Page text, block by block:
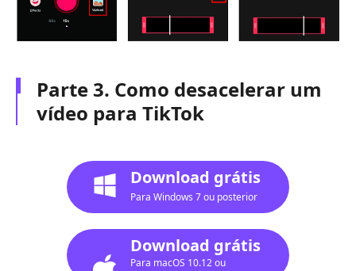
Parte 3. Como desacelerar um
vídeo para TikTok
Download grátis
Para Windows 7 ou posterior
Download grátis
Para macOS 10.12 ou